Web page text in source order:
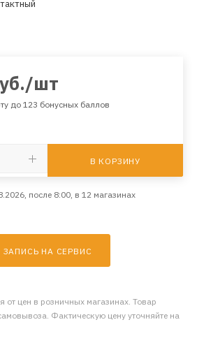
/шт
до 123 бонусных баллов
В КОРЗИНУ
после 8:00, в 12 магазинах
ЗАПИСЬ НА СЕРВИС
от цен в розничных магазинах. Товар
Фактическую цену уточняйте на